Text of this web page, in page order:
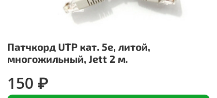
Патчкорд UTP кат. 5е, литой,
многожильный, Jett 2 м.
150 ₽